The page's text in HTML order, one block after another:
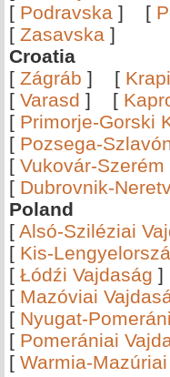
[ Podravska ] [
[ Zasavska ]
Croatia
[ Zágráb ] [
[ Varasd ] [
[ Primorje-Gorski
[ Pozsega-
[ Vukovár-Szerém
[ Dubrovnik-
Poland
[ Alsó-Sziléziai
[ Kis-
[ Łódźi Vajdaság ]
[ Mazóviai
[ Nyugat-
[ Pomerániai
[ Warmia-